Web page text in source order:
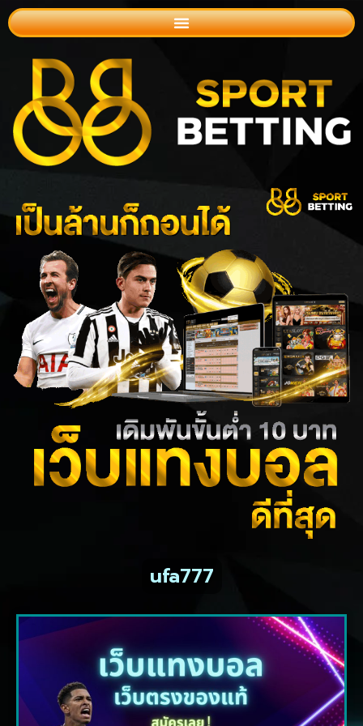
ufa777